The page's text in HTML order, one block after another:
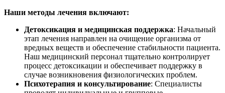
Наши методы лечения включают:
Детоксикация и медицинская поддержка: Начальный
этап лечения направлен на очищение организма от
вредных веществ и обеспечение стабильности пациента.
Наш медицинский персонал тщательно контролирует
процесс детоксикации и обеспечивает поддержку в
случае возникновения физиологических проблем.
Психотерапия и консультирование: Специалисты